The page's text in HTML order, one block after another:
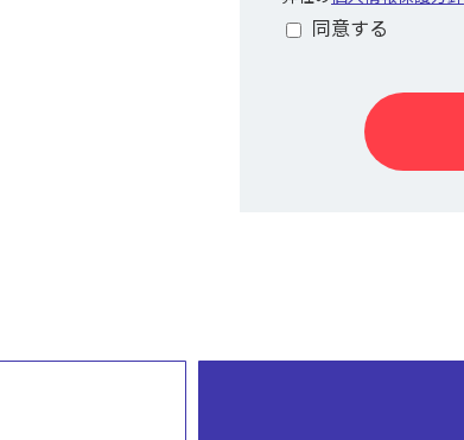
同意する